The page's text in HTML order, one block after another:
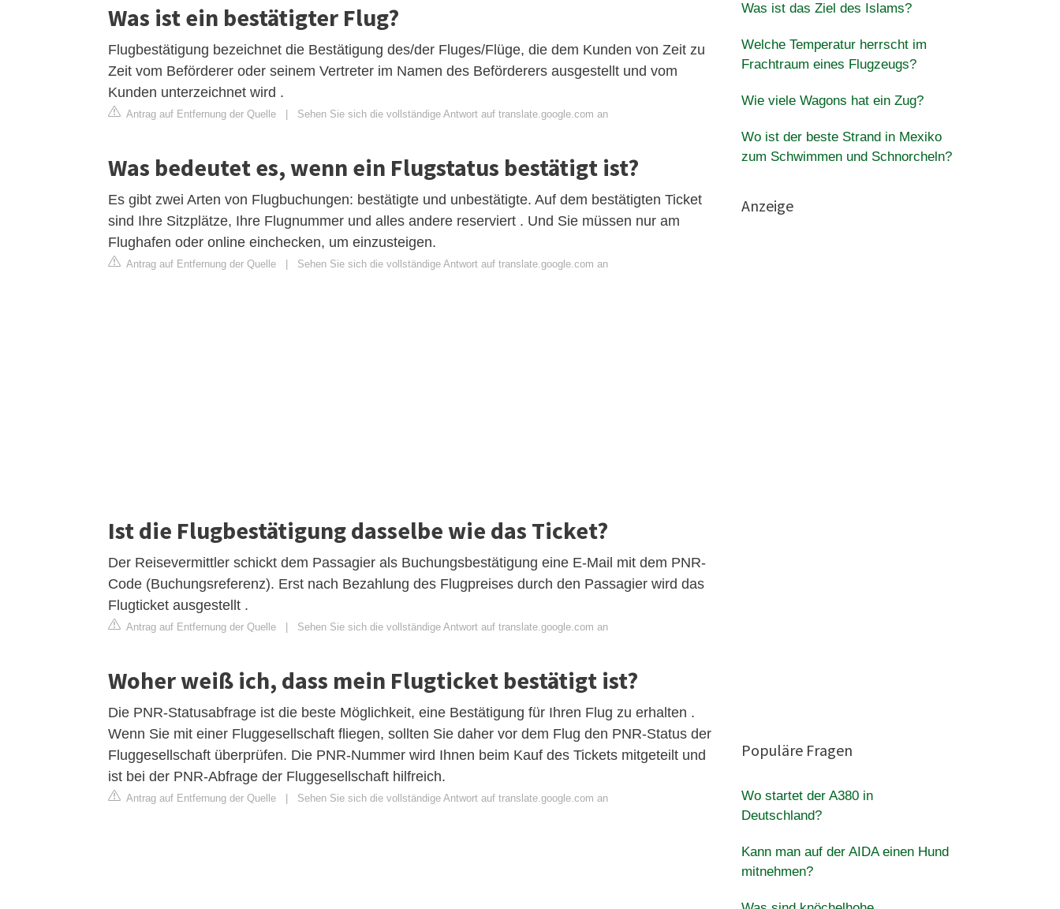
Was ist ein bestätigter Flug?
Flugbestätigung bezeichnet die Bestätigung des/der Fluges/Flüge, die dem Kunden von Zeit zu
Zeit vom Beförderer oder seinem Vertreter im Namen des Beförderers ausgestellt und vom
Kunden unterzeichnet wird .
Antrag auf Entfernung der Quelle Sehen Sie sich die vollständige Antwort auf translate.google.com an
Was bedeutet es, wenn ein Flugstatus bestätigt ist?
Es gibt zwei Arten von Flugbuchungen: bestätigte und unbestätigte. Auf dem bestätigten Ticket
sind Ihre Sitzplätze, Ihre Flugnummer und alles andere reserviert . Und Sie müssen nur am
Flughafen oder online einchecken, um einzusteigen.
Antrag auf Entfernung der Quelle Sehen Sie sich die vollständige Antwort auf translate.google.com an
Ist die Flugbestätigung dasselbe wie das Ticket?
Der Reisevermittler schickt dem Passagier als Buchungsbestätigung eine E-Mail mit dem PNR-
Code (Buchungsreferenz). Erst nach Bezahlung des Flugpreises durch den Passagier wird das
Flugticket ausgestellt .
Antrag auf Entfernung der Quelle Sehen Sie sich die vollständige Antwort auf translate.google.com an
Woher weiß ich, dass mein Flugticket bestätigt ist?
Die PNR-Statusabfrage ist die beste Möglichkeit, eine Bestätigung für Ihren Flug zu erhalten .
Wenn Sie mit einer Fluggesellschaft fliegen, sollten Sie daher vor dem Flug den PNR-Status der
Fluggesellschaft überprüfen. Die PNR-Nummer wird Ihnen beim Kauf des Tickets mitgeteilt und
ist bei der PNR-Abfrage der Fluggesellschaft hilfreich.
Antrag auf Entfernung der Quelle Sehen Sie sich die vollständige Antwort auf translate.google.com an
Was ist das Ziel des Islams?
Welche Temperatur herrscht im
Frachtraum eines Flugzeugs?
Wie viele Wagons hat ein Zug?
Wo ist der beste Strand in Mexiko
zum Schwimmen und Schnorcheln?
Anzeige
Populäre Fragen
Wo startet der A380 in
Deutschland?
Kann man auf der AIDA einen Hund
mitnehmen?